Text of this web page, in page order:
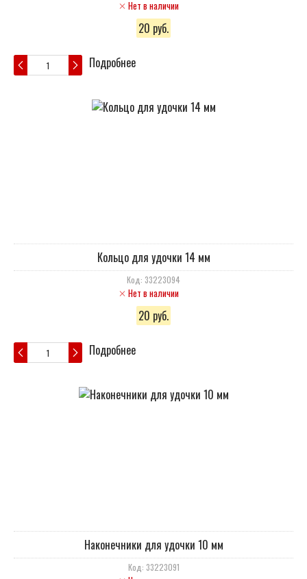
Нет в наличии
20 руб.
Подробнее
Кольцо для удочки 14 мм
Код: 33223094
Нет в наличии
20 руб.
Подробнее
Наконечники для удочки 10 мм
Код: 33223091